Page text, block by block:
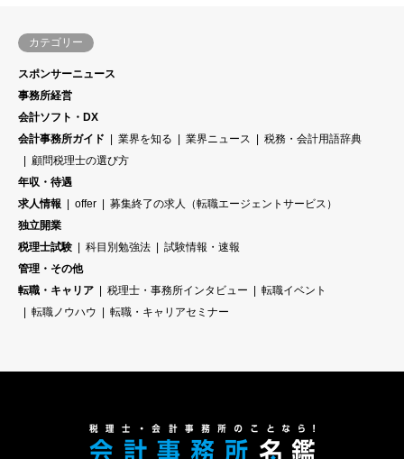
カテゴリー
スポンサーニュース
事務所経営
会計ソフト・DX
会計事務所ガイド
業界を知る 業界ニュース
税務・会計用語辞典
顧問税理士の選び方
年収・待遇
求人情報
offer
募集終了の求人（転職エージェントサービス）
独立開業
税理士試験
科目別勉強法
試験情報・速報
管理・その他
転職・キャリア
税理士・事務所インタビュー
転職イベント
転職ノウハウ
転職・キャリアセミナー